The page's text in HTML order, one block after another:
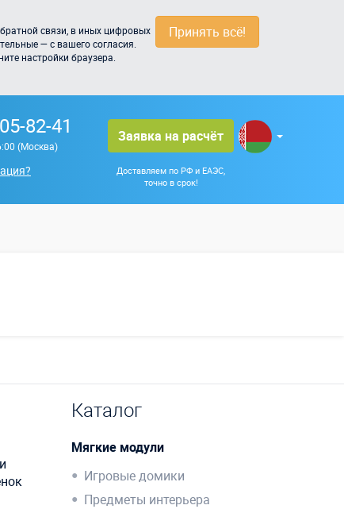
Принять всё!
связи, в иных цифровых
— с вашего согласия.
настройки браузера.
82-41
(Москва)
Заявка на расчёт
Доставляем по РФ и ЕАЭС,
точно в срок!
Каталог
Мягкие модули
Игровые домики
Предметы интерьера